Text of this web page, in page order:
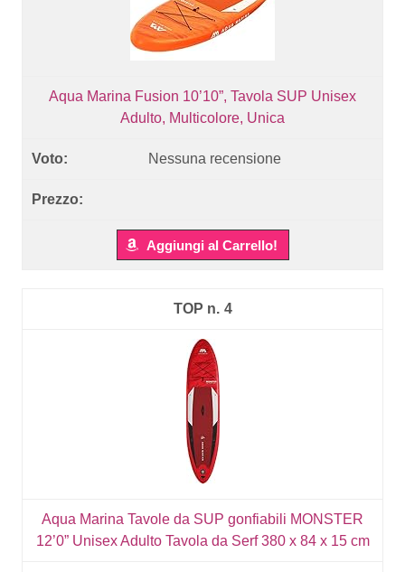
Aqua Marina Fusion 10’10”, Tavola SUP Unisex
Adulto, Multicolore, Unica
Nessuna recensione
Aggiungi al Carrello!
4
Aqua Marina Tavole da SUP gonfiabili MONSTER
12’0” Unisex Adulto Tavola da Serf 380 x 84 x 15 cm